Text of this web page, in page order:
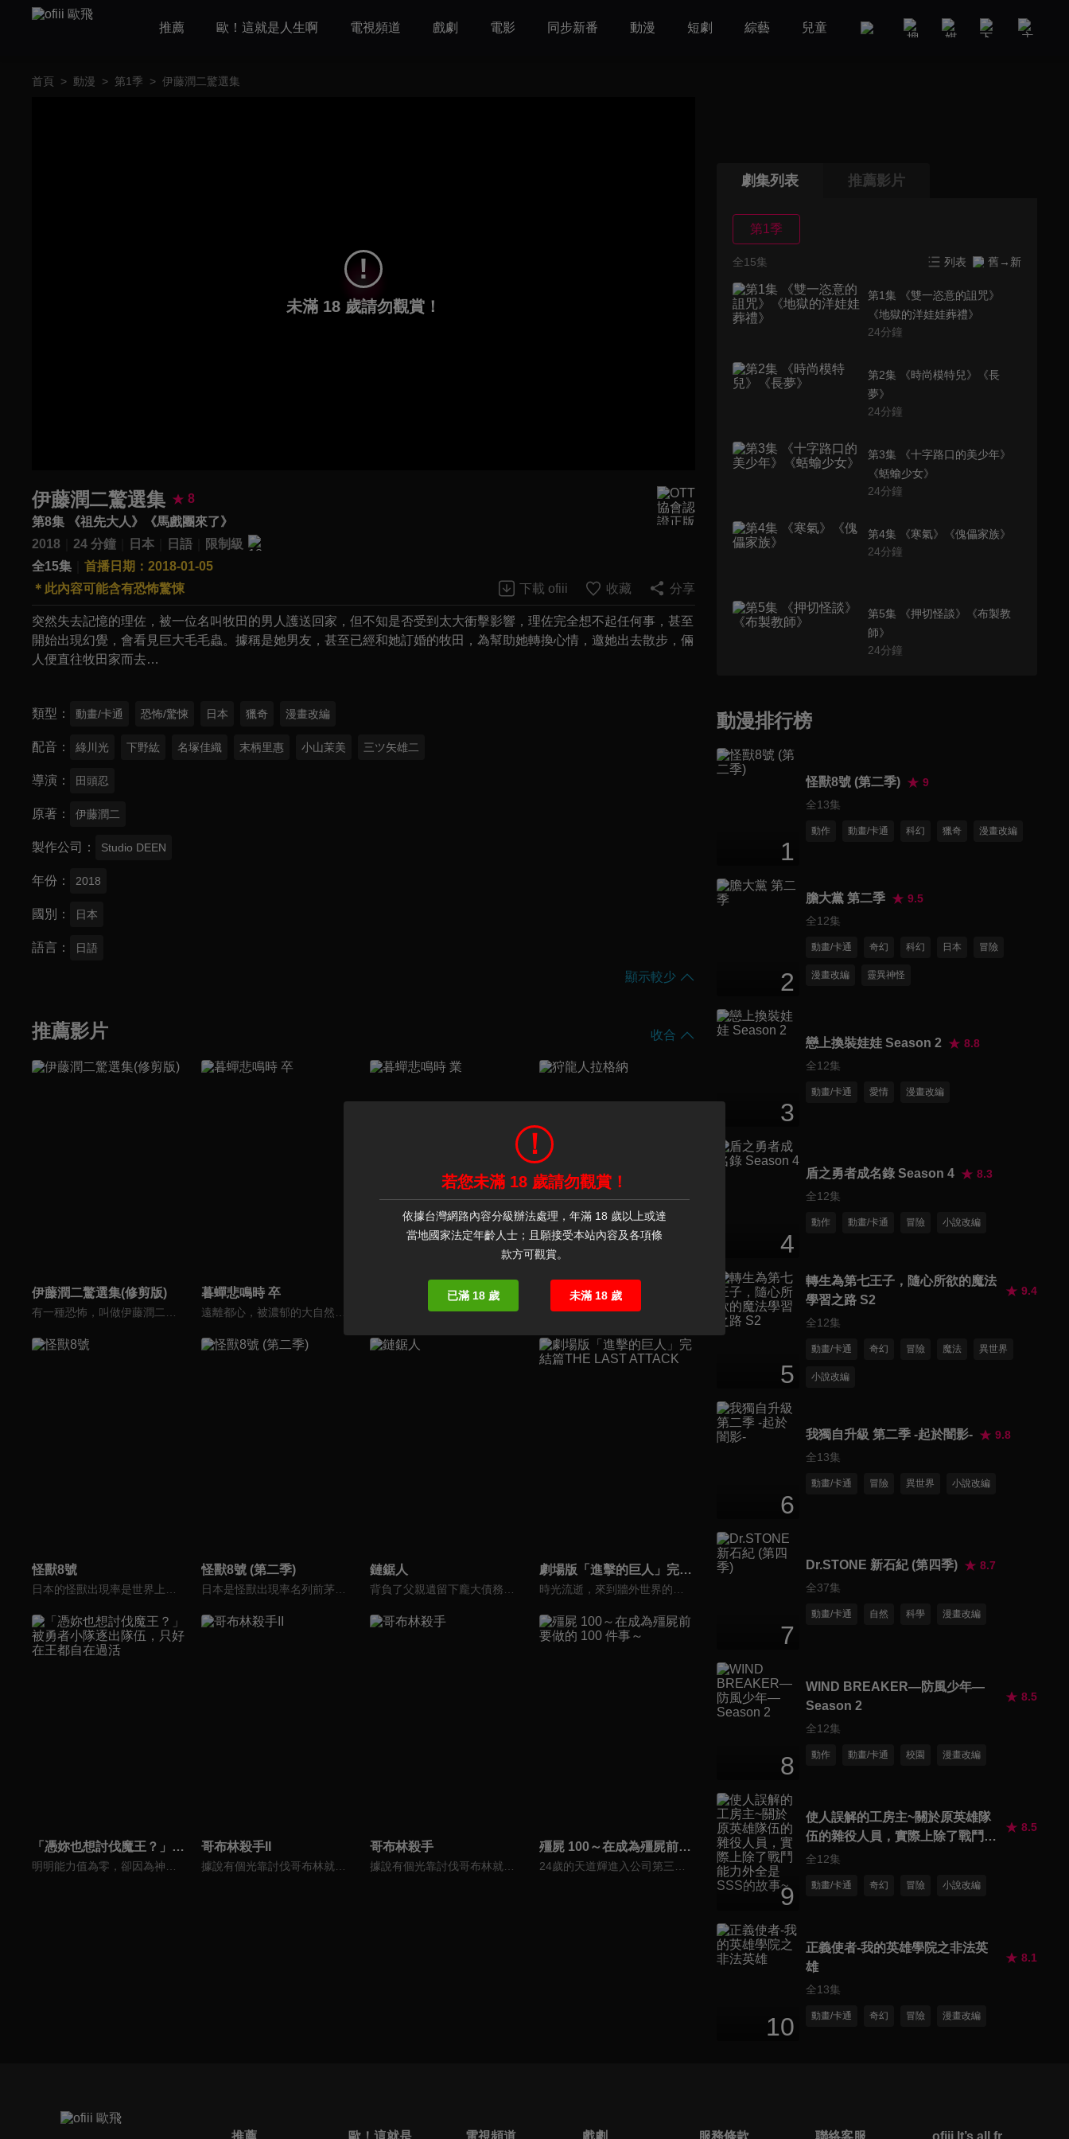
推薦 歐！這就是人生啊 電視頻道 戲劇 電影 同步新番 動漫 短劇 綜藝 兒童 GOOD TV 娛樂 美食旅遊
首頁 > 動漫 > 第1季 > 伊藤潤二驚選集
!
未滿 18 歲請勿觀賞！
伊藤潤二驚選集
8
第8集 《祖先大人》《馬戲團來了》
2018
24 分鐘 日本 日語
限制級
全15集
首播日期：2018-01-05
＊此內容可能含有恐怖驚悚
下載 ofiii 收藏 分享
突然失去記憶的理佐，被一位名叫牧田的男人護送回家，但不知是否受到太大衝擊影響，理佐完全想不起任何事，甚至
開始出現幻覺，會看見巨大毛毛蟲。據稱是她男友，甚至已經和她訂婚的牧田，為幫助她轉換心情，邀她出去散步，倆
人便直往牧田家而去…
類型 動畫/卡通 恐怖/驚悚 日本 獵奇 漫畫改編
配音 綠川光 下野紘 名塚佳織 末柄里惠 小山茉美 三ツ矢雄二
導演 田頭忍
原著 伊藤潤二
製作公司 Studio DEEN
年份 2018
國別 日本
語言 日語
顯示較少
推薦影片 收合
伊藤潤二驚選集(修剪版) 暮蟬悲鳴時 卒 暮蟬悲鳴時 業
遠離都心，被濃郁的大自然包圍的村落——雛見澤村。曾經沉沒於水庫之下的村莊，如今以原來的模樣，迎來了轉校生•前原圭一。對於在都市中長大的圭一來說，和雛見澤的夥伴們度過的熱鬧又閒適的生活，仿佛是永恆的幸福時光。一年一度的村中祭典，棉流祭。那一天的到來，打破了一切…。昭和五十八年，六月。暮蟬悲鳴時。日常生活突然宣告結束，無盡的慘劇連鎖開始——。
狩龍人拉格納
怪獸8號 怪獸8號 (第二季) 鏈鋸人 劇場版「進擊的巨人」完結篇THE LAST ATTACK
「憑妳也想討伐魔王？」被勇者小隊逐出隊伍，只好在王都自在過活
明明能力值為零，卻因為神諭而被選進勇者小隊的芙蘭姆，唯一擁有的是至今細節尚未明朗，名為「翻轉」的能力。雖在戰鬥中毫無意外地完全派不上用場，她仍不氣餒努力為小隊奉獻。然而，隊中一位赫赫有名的天才賢者吉恩卻看她不順眼，不只動不動就找碴，最後甚至硬是把她賣給奴隸商人。芙蘭姆在那裡被當作廢物受盡折磨，最後還因為娛樂目的，即將淪為怪物的大餐。芙蘭姆面前有兩個被安排好的選項。一個是拿起商人為了戲弄她而準備，會使裝備者喪命的「詛咒大劍」，或是就這樣被怪物啃咬而死。──當她選擇反抗到最後之時，她的人生將會「翻轉」。
哥布林殺手II
據說有個光靠討伐哥布林就爬上銀等的罕見存在…。一位女神官第一次組隊便陷入危機，拯救她的，正是人稱哥布林殺手的男人。他不擇手段，只一心一意地剷除哥布林。女神官被這樣的他耍得團團轉、公會的櫃檯小姐對他心懷感謝、兒時玩伴牧牛妹守候著他。然後，聽聞他的傳言，有位森人少女為委託他而現身…。
哥布林殺手
據說有個光靠討伐哥布林就爬上銀等的罕見存在…。一位女神官第一次組隊便陷入危機，拯救她的，正是人稱哥布林殺手的男人。他不擇手段，只一心一意地剷除哥布林。女神官被這樣的他耍得團團轉、公會的櫃檯小姐對他心懷感謝、兒時玩伴牧牛妹守候著他。然後，聽聞他的傳言，有位森人少女為委託他而現身…。
殭屍 100～在成為殭屍前要做的 100 件事～
24歲的天道輝進入公司第三年，每天都身心俱疲。 他雖然對嚮往的經理鳳小姐懷抱情愫，但戀情始終無法有結果，每天都過著充滿絕望的日子。 某天，街上突然爆發殭屍傳染病！輝在身陷絕境時，腦海中突然閃過了一句話，那就是...「我從今天開始是不是不用去公司上班了？」 擺脫黑心企業束縛、重新復活的輝， 即將開始著手進行「成為殭屍前要做的100件事」―――！！
劇集列表 推薦影片
第1季
全15集 列表 舊→新
第1集 《雙一恣意的詛咒》
《地獄的洋娃娃葬禮》
24分鐘
第2集 《時尚模特兒》《長
夢》
24分鐘
第3集 《十字路口的美少年》
《蛞蝓少女》
24分鐘
第4集 《寒氣》《傀儡家族》
24分鐘
第5集 《押切怪談》《布製教
師》
24分鐘
第7集 《中古唱片》《沒有道
路的街道》
24分鐘
24分鐘
第11集 《超自然轉學生》《稻
第12集 《潰談》《流言》
11分鐘
12分鐘
動漫排行榜
1
怪獸8號 (第二季)
9
全13集
動作 動畫/卡通 科幻 獵奇 漫畫改編
2
膽大黨 第二季
9.5
全12集
動畫/卡通 奇幻 科幻 日本 冒險
漫畫改編 靈異神怪
3
戀上換裝娃娃 Season 2
8.8
全12集
動畫/卡通 愛情 漫畫改編
4
盾之勇者成名錄 Season 4
8.3
全12集
動作 動畫/卡通 冒險 小說改編
5
轉生為第七王子，隨心所欲的魔法
學習之路 S2
9.4
全12集
動畫/卡通 奇幻 冒險 魔法 異世界
小說改編
6
我獨自升級 第二季 -起於闇影-
9.8
全13集
動畫/卡通 冒險 異世界 小說改編
7
Dr.STONE 新石紀 (第四季)
8.7
全37集
動畫/卡通 自然 科學 漫畫改編
8
WIND BREAKER—防風少年—
Season 2
8.5
全12集
動作 動畫/卡通 校園 漫畫改編
9
使人誤解的工房主~關於原英雄隊
伍的雜役人員，實際上除了戰鬥能
力外全是SSS的故事~
8.5
全12集
動畫/卡通 奇幻 冒險 小說改編
10
正義使者-我的英雄學院之非法英
雄
8.1
全13集
動畫/卡通 奇幻 冒險 漫畫改編
推薦 歐！這就是人生啊 電視頻道 戲劇 服務條款 聯絡客服
！
若您未滿 18 歲請勿觀賞！
依據台灣網路內容分級辦法處理，年滿 18 歲以上或達
當地國家法定年齡人士；且願接受本站內容及各項條
款方可觀賞。
已滿 18 歲 未滿 18 歲